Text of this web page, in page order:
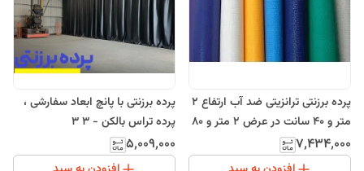
پرده برزنتی ترانزیتی ضد آب ارتفاع 2
متر و 40 سانت در عرض 2 متر و 80
سانت
۷٬۴۳۴٬۰۰۰
پرده برزنتی با پانچ ابعاد سفارشی ،
پرده تراس بالکن - 3 3
۵٬۰۰۹٬۰۰۰